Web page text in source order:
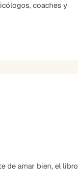
coaches y
de amar bien, el libro